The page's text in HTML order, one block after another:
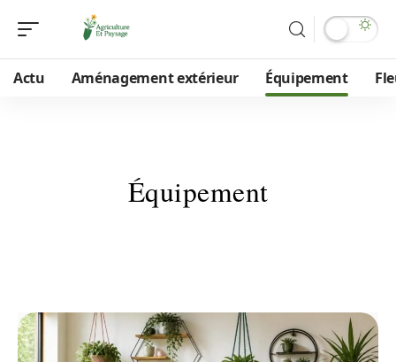
Actu Aménagement extérieur Équipement
Équipement